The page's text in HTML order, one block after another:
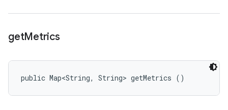
getMetrics
public Map<String, String> getMetrics ()